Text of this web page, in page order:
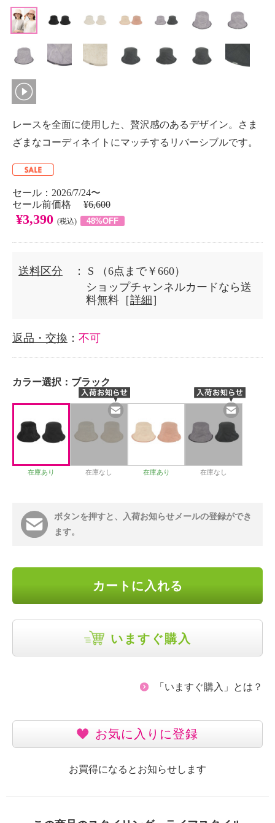
レースを全面に使用した、贅沢感のあるデザイン。さま
ざまなコーディネイトにマッチするリバーシブルです。
セール：2026/7/24〜
セール前価格 ¥6,600
¥3,390 (税込) 48%OFF
送料区分 ： S
（6点まで￥660）
ショップチャンネルカードなら送
料無料［詳細 ］
返品・交換 ： 不可
カラー選択： ブラック
在庫あり 在庫なし 在庫あり 在庫なし
ボタンを押すと、入荷お知らせメールの登録ができ
ます。
カートに入れる
いますぐ購入
「いますぐ購入」とは？
お気に入りに登録
お買得になるとお知らせします